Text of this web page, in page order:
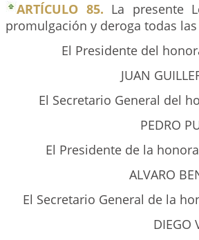
ARTÍCULO 85. La presente
promulgación y deroga todas
El Presidente del
JUAN
El Secretario General del
PEDRO
El Presidente de la
ALVARO
El Secretario General de la
DIEGO